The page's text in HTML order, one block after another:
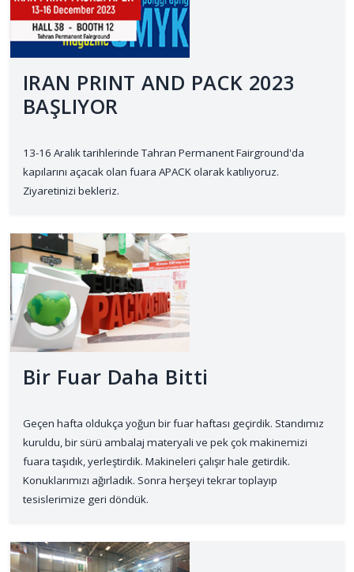
IRAN PRINT AND PACK 2023
BAŞLIYOR
13-16 Aralık tarihlerinde Tahran Permanent Fairground'da
kapılarını açacak olan fuara APACK olarak katılıyoruz.
Ziyaretinizi bekleriz.
Bir Fuar Daha Bitti
Geçen hafta oldukça yoğun bir fuar haftası geçirdik. Standımız
kuruldu, bir sürü ambalaj materyali ve pek çok makinemizi
fuara taşıdık, yerleştirdik. Makineleri çalışır hale getirdik.
Konuklarımızı ağırladık. Sonra herşeyi tekrar toplayıp
tesislerimize geri döndük.